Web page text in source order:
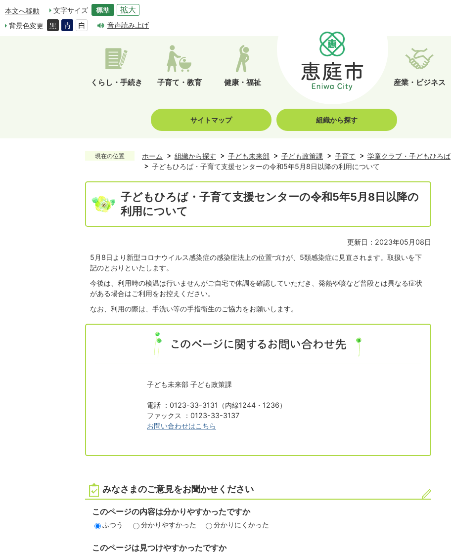
本文へ移動
文字サイズ
背景色変更
音声読み上げ
くらし・手続き 子育て・教育 健康・福祉 産業・ビジネス
サイトマップ 組織から探す
現在の位置 ホーム 組織から探す 子ども未来部 子ども政策課 子育て
学童クラブ・子どもひろば
子どもひろば・子育て支援センターの令和5年5月8日以降の利用について
子どもひろば・子育て支援センターの令和5年5月8日以降の
利用について
更新日：2023年05月08日
5月8日より新型コロナウイルス感染症の感染症法上の位置づけが、5類感染症に見直されます。取扱いを下
記のとおりといたします。
今後は、利用時の検温は行いませんがご自宅で体調を確認していただき、発熱や咳など普段とは異なる症状
がある場合はご利用をお控えください。
なお、利用の際は、手洗い等の手指衛生のご協力をお願いします。
子ども未来部 子ども政策課
電話 ：0123-33-3131（内線1244・1236）
ファックス ：0123-33-3137
お問い合わせはこちら
みなさまのご意見をお聞かせください
このページの内容は分かりやすかったですか
ふつう 分かりやすかった 分かりにくかった
このページは見つけやすかったですか